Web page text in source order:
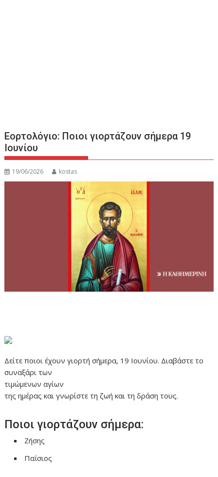
Εορτολόγιο: Ποιοι γιορτάζουν σήμερα 19
Ιουνίου
19/06/2026 kostas
Δείτε ποιοι έχουν γιορτή σήμερα, 19 Ιουνίου. Διαβάστε το
συναξάρι των
τιμώμενων αγίων
της ημέρας και γνωρίστε τη ζωή και τη δράση τους.
Ποιοι γιορτάζουν σήμερα:
Ζήσης
Παΐσιος